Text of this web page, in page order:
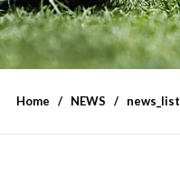
Home NEWS news_list